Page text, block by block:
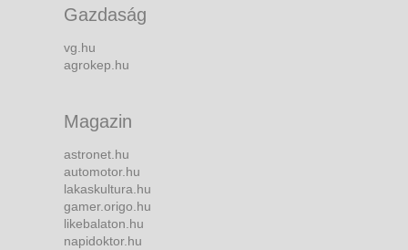
Gazdaság
vg.hu
agrokep.hu
Magazin
astronet.hu
automotor.hu
lakaskultura.hu
gamer.origo.hu
likebalaton.hu
napidoktor.hu